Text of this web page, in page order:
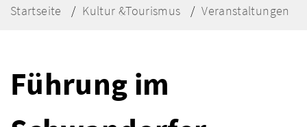
Startseite Kultur &Tourismus Veranstaltungen
Führung im